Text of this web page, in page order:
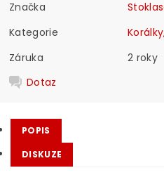
Značka
Kategorie
Záruka
2 roky
Dotaz
POPIS
DISKUZE